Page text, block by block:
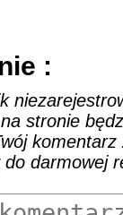
:
stronie
do darmowej